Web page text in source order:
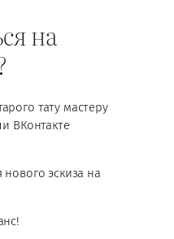
на
тату мастеру
ВКонтакте
эскиза на